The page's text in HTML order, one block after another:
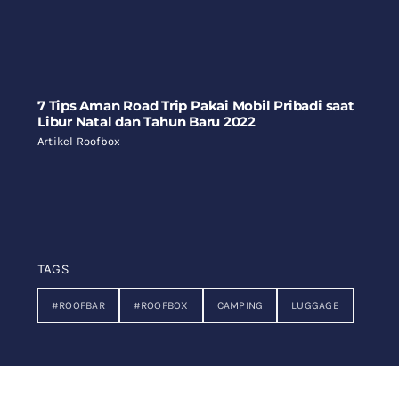
7 Tips Aman Road Trip Pakai Mobil Pribadi saat
Libur Natal dan Tahun Baru 2022
Artikel Roofbox
TAGS
#ROOFBAR #ROOFBOX CAMPING LUGGAGE